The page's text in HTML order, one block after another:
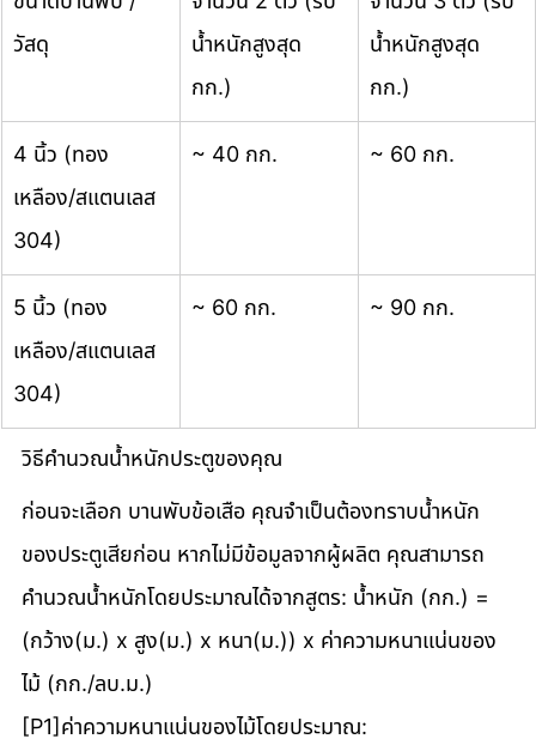
วัสดุ
น้ำหนักสูงสุด
กก.)
น้ำหนักสูงสุด
กก.)
4 นิ้ว (ทอง
เหลือง/สแตนเลส
304)
~ 40 กก. ~ 60 กก.
5 นิ้ว (ทอง
เหลือง/สแตนเลส
304)
~ 60 กก. ~ 90 กก.
วิธีคำนวณน้ำหนักประตูของคุณ
ก่อนจะเลือก บานพับข้อเสือ คุณจำเป็นต้องทราบน้ำหนัก
ของประตูเสียก่อน หากไม่มีข้อมูลจากผู้ผลิต คุณสามารถ
คำนวณน้ำหนักโดยประมาณได้จากสูตร: น้ำหนัก (กก.) =
(กว้าง(ม.) x สูง(ม.) x หนา(ม.)) x ค่าความหนาแน่นของ
ไม้ (กก./ลบ.ม.)
[P1]ค่าความหนาแน่นของไม้โดยประมาณ: